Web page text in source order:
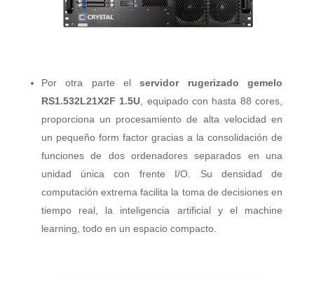
Por otra parte elservidor rugerizado gemelo
RS1.532L21X2F 1.5U, equipado con hasta 88 cores,
proporciona un procesamiento de alta velocidad en
un pequeño form factor gracias a la consolidación de
funciones de dos ordenadores separados en una
unidad única con frente I/O. Su densidad de
computación extrema facilita la toma de decisiones en
tiempo real, la inteligencia artificial y el machine
learning, todo en un espacio compacto.